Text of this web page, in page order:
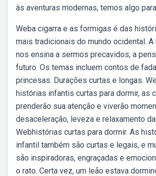
às aventuras modernas, temos algo
Weba cigarra e as formigas é das
mais tradicionais do mundo ocidental.
nos ensina a sermos precavidos, a
futuro. Os temas incluem contos de
princesas. Durações curtas e longas.
histórias infantis curtas para dormir, as
prenderão sua atenção e viverão
desaceleração, leveza e relaxamento
Webhistórias curtas para dormir. As
infantil também são curtas e legais, e
são inspiradoras, engraçadas e
o rato. Certa vez, um leão estava